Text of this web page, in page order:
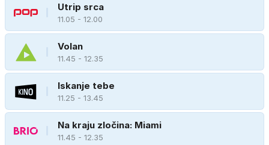
Utrip srca
11.05 - 12.00
Volan
11.45 - 12.35
Iskanje tebe
11.25 - 13.45
Na kraju zločina: Miami
11.45 - 12.35